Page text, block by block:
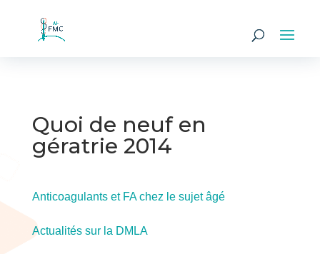
Quoi de neuf en
gératrie 2014
Anticoagulants et FA chez le sujet âgé
Actualités sur la DMLA